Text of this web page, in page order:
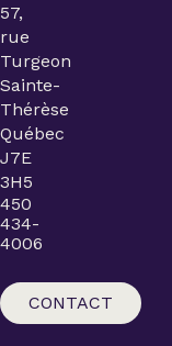
57,
rue
Turgeon
Sainte-
Thérèse
Québec
J7E
3H5
450
434-
4006
CONTACT